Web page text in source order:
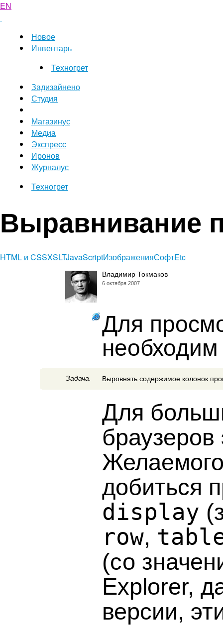
EN
Новое
Инвентарь
Техногрет
Задизайнено
Студия
Магазинус
Медиа
Экспресс
Иронов
Журналус
Техногрет
Выравнивание
HTML и CSSXSLTJavaScriptИзображенияСофтEtc
Владимир Токмаков
6 октября 2007
Для
Задача. Выровнять содержимое колонок
Для
добиться
display
row,
(со
Explorer,
версии,